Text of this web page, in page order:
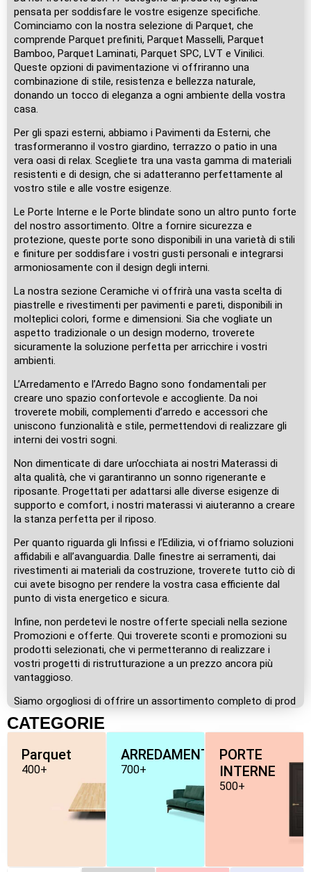
pensata per soddisfare le vostre esigenze specifiche.
Cominciamo con la nostra selezione di Parquet, che
comprende Parquet prefiniti, Parquet Masselli, Parquet
Bamboo, Parquet Laminati, Parquet SPC, LVT e Vinilici.
Queste opzioni di pavimentazione vi offriranno una
combinazione di stile, resistenza e bellezza naturale,
donando un tocco di eleganza a ogni ambiente della vostra
casa.
Per gli spazi esterni, abbiamo i Pavimenti da Esterni, che
trasformeranno il vostro giardino, terrazzo o patio in una
vera oasi di relax. Scegliete tra una vasta gamma di materiali
resistenti e di design, che si adatteranno perfettamente al
vostro stile e alle vostre esigenze.
Le Porte Interne e le Porte blindate sono un altro punto forte
del nostro assortimento. Oltre a fornire sicurezza e
protezione, queste porte sono disponibili in una varietà di stili
e finiture per soddisfare i vostri gusti personali e integrarsi
armoniosamente con il design degli interni.
La nostra sezione Ceramiche vi offrirà una vasta scelta di
piastrelle e rivestimenti per pavimenti e pareti, disponibili in
molteplici colori, forme e dimensioni. Sia che vogliate un
aspetto tradizionale o un design moderno, troverete
sicuramente la soluzione perfetta per arricchire i vostri
ambienti.
L’Arredamento e l’Arredo Bagno sono fondamentali per
creare uno spazio confortevole e accogliente. Da noi
troverete mobili, complementi d’arredo e accessori che
uniscono funzionalità e stile, permettendovi di realizzare gli
interni dei vostri sogni.
Non dimenticate di dare un’occhiata ai nostri Materassi di
alta qualità, che vi garantiranno un sonno rigenerante e
riposante. Progettati per adattarsi alle diverse esigenze di
supporto e comfort, i nostri materassi vi aiuteranno a creare
la stanza perfetta per il riposo.
Per quanto riguarda gli Infissi e l’Edilizia, vi offriamo soluzioni
affidabili e all’avanguardia. Dalle finestre ai serramenti, dai
rivestimenti ai materiali da costruzione, troverete tutto ciò di
cui avete bisogno per rendere la vostra casa efficiente dal
punto di vista energetico e sicura.
Infine, non perdetevi le nostre offerte speciali nella sezione
Promozioni e offerte. Qui troverete sconti e promozioni su
prodotti selezionati, che vi permetteranno di realizzare i
vostri progetti di ristrutturazione a un prezzo ancora più
vantaggioso.
Siamo orgogliosi di offrire un assortimento completo di prod
CATEGORIE
Parquet
400+
ARREDAMENTO
700+
PORTE
INTERNE
500+